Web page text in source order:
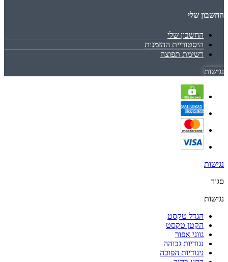
החשבון שלי
החשבון שלי
היסטוריית ההזמנות
רשימת תפוצה
נגישות
נגישות
סגור
נגישות
הגדל טקסט
הקטן טקסט
גווני אפור
נגודיות גבוהה
ניגודיות הפוכה